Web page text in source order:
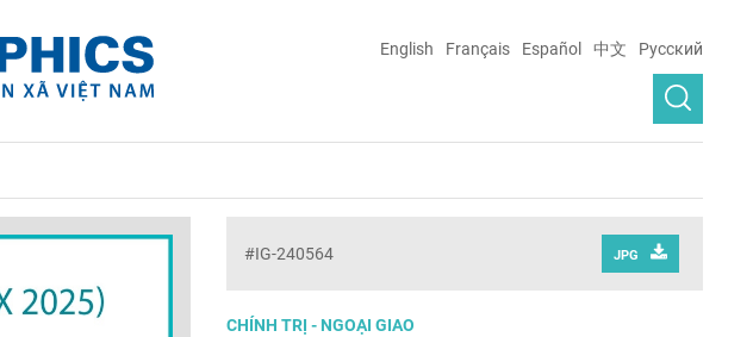
English Français Español 中文 Русский
#IG-240564 JPG
CHÍNH TRỊ - NGOẠI GIAO